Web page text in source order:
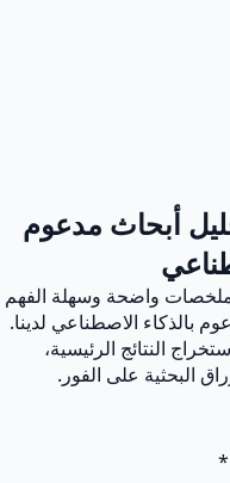
أبحاث مدعوم
ملخصات واضحة وسهلة الفهم
بالذكاء الاصطناعي لدينا.
النتائج الرئيسية،
البحثية على الفور.
*